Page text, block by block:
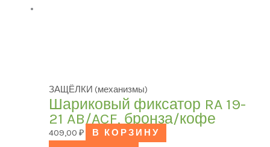
ЗАЩЁЛКИ (механизмы)
Шариковый фиксатор RA 19-
21 AB/ACF, бронза/кофе
409,00 ₽
В КОРЗИНУ